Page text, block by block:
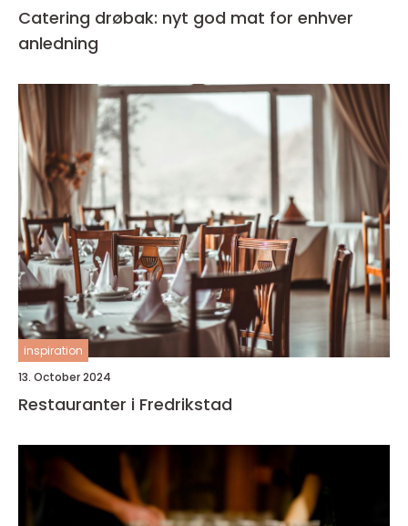
Catering drøbak: nyt god mat for enhver
anledning
inspiration
13. October 2024
Restauranter i Fredrikstad